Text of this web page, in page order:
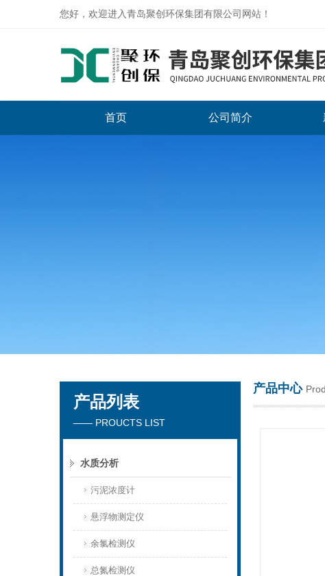
您好，欢迎进入青岛聚创环保集团有限公司网站！
首页 公司简介
产品列表
—— PROUCTS LIST
水质分析
污泥浓度计
悬浮物测定仪
余氯检测仪
总氮检测仪
产品中心